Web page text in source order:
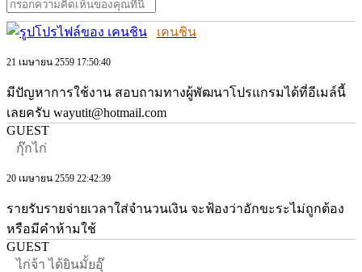
เคนชิน
21 เมษายน 2559 17:50:40
มีปัญหาการใช้งาน สอบถามทางผู้พัฒนาโปรแกรมได้ที่อีเมล์นี้
เลยครับ wayutit@hotmail.com
GUEST
กุ๊กไก่
20 เมษายน 2559 22:42:39
รายรับรายจ่ายเวลาใส่จำนวนเงิน จะฟ้องว่าอักขะระไม่ถูกต้อง
หรือมีคำห้ามใช้
GUEST
ไก่จ้า ได้ยินมั้ยอุ๊